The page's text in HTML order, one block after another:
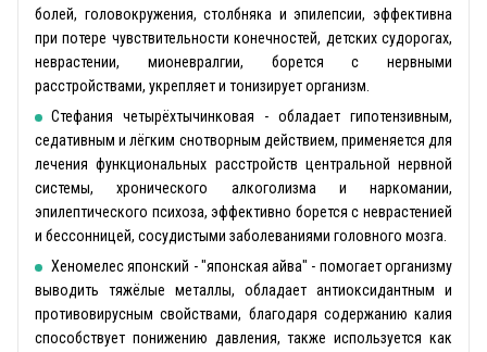
болей, головокружения, столбняка и эпилепсии, эффективна
при потере чувствительности конечностей, детских судорогах,
неврастении, мионевралгии, борется с нервными
расстройствами, укрепляет и тонизирует организм.
Стефания четырёхтычинковая - обладает гипотензивным,
седативным и лёгким снотворным действием, применяется для
лечения функциональных расстройств центральной нервной
системы, хронического алкоголизма и наркомании,
эпилептического психоза, эффективно борется с неврастенией
и бессонницей, сосудистыми заболеваниями головного мозга.
Хеномелес японский - "японская айва" - помогает организму
выводить тяжёлые металлы, обладает антиоксидантным и
противовирусным свойствами, благодаря содержанию калия
способствует понижению давления, также используется как